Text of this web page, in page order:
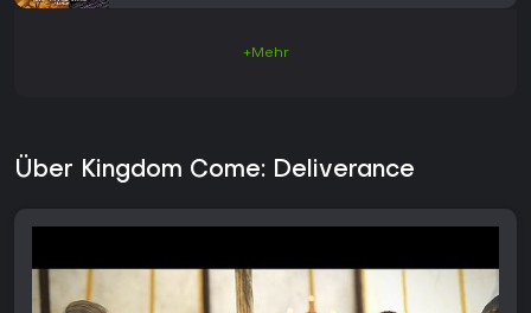
+Mehr
Über Kingdom Come: Deliverance